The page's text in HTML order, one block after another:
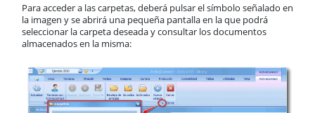
Para acceder a las carpetas, deberá pulsar el símbolo señalado en
la imagen y se abrirá una pequeña pantalla en la que podrá
seleccionar la carpeta deseada y consultar los documentos
almacenados en la misma: